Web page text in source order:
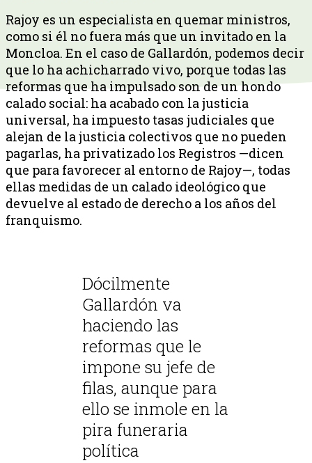
Rajoy es un especialista en quemar ministros,
como si él no fuera más que un invitado en la
Moncloa. En el caso de Gallardón, podemos decir
que lo ha achicharrado vivo, porque todas las
reformas que ha impulsado son de un hondo
calado social: ha acabado con la justicia
universal, ha impuesto tasas judiciales que
alejan de la justicia colectivos que no pueden
pagarlas, ha privatizado los Registros —dicen
que para favorecer al entorno de Rajoy—, todas
ellas medidas de un calado ideológico que
devuelve al estado de derecho a los años del
franquismo.
Dócilmente
Gallardón va
haciendo las
reformas que le
impone su jefe de
filas, aunque para
ello se inmole en la
pira funeraria
política